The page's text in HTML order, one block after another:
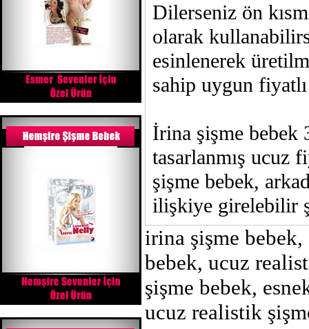
Dilerseniz ön
olarak
esinlenerek
sahip uygun
İrina şişme bebek
tasarlanmış ucuz
şişme bebek,
ilişkiye girelebilir
irina şişme
bebek, ucuz
şişme bebek,
ucuz realistik